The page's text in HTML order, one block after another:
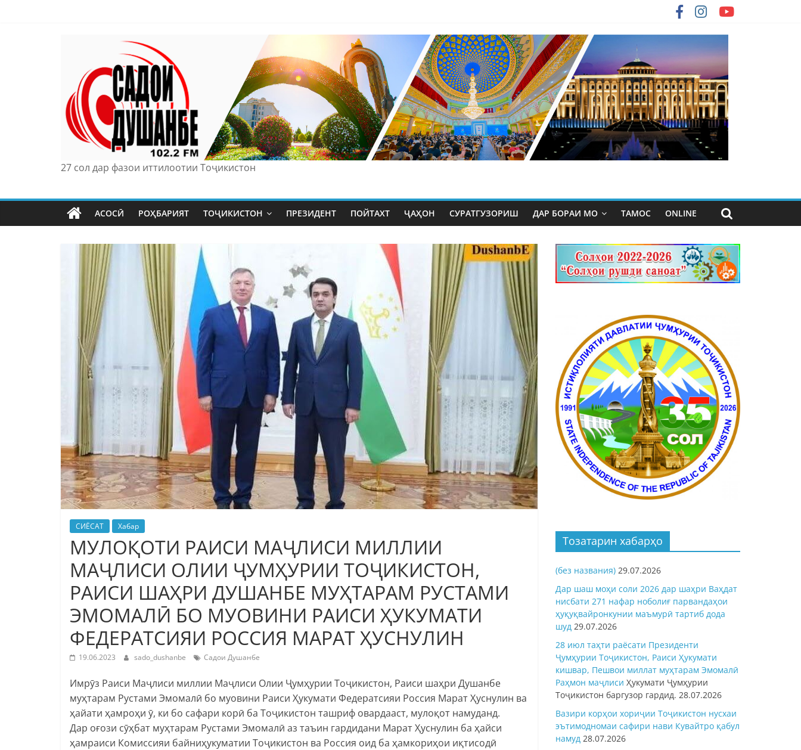
27 сол дар фазои иттилоотии Тоҷикистон
АСОСӢ РОҲБАРИЯТ ТОҶИКИСТОН ПРЕЗИДЕНТ ПОЙТАХТ ҶАҲОН СУРАТГУЗОРИШ ДАР БОРАИ МО ТАМОС ONLINE
СИЁСАТ Хабар
МУЛОҚОТИ РАИСИ МАҶЛИСИ МИЛЛИИ
МАҶЛИСИ ОЛИИ ҶУМҲУРИИ ТОҶИКИСТОН,
РАИСИ ШАҲРИ ДУШАНБЕ МУҲТАРАМ РУСТАМИ
ЭМОМАЛӢ БО МУОВИНИ РАИСИ ҲУКУМАТИ
ФЕДЕРАТСИЯИ РОССИЯ МАРАТ ҲУСНУЛИН
19.06.2023 sado_dushanbe Садои Душанбе
Имрӯз Раиси Маҷлиси миллии Маҷлиси Олии Ҷумҳурии Тоҷикистон, Раиси шаҳри Душанбе
муҳтарам Рустами Эмомалӣ бо муовини Раиси Ҳукумати Федератсияи Россия Марат Ҳуснулин ва
ҳайати ҳамроҳи ӯ, ки бо сафари корӣ ба Тоҷикистон ташриф овардааст, мулоқот намуданд.
Дар оғози сӯҳбат муҳтарам Рустами Эмомалӣ аз таъин гардидани Марат Ҳуснулин ба ҳайси
ҳамраиси Комиссияи байниҳукуматии Тоҷикистон ва Россия оид ба ҳамкориҳои иқтисодӣ
Тозатарин хабарҳо
(без названия) 29.07.2026
Дар шаш моҳи соли 2026 дар шаҳри Ваҳдат
нисбати 271 нафар ноболиғ парвандаҳои
ҳуқуқвайронкунии маъмурӣ тартиб дода
шуд 29.07.2026
28 июл таҳти раёсати Президенти
Ҷумҳурии Тоҷикистон, Раиси Ҳукумати
кишвар, Пешвои миллат муҳтарам Эмомалӣ
Раҳмон маҷлиси Ҳукумати Ҷумҳурии
Тоҷикистон баргузор гардид. 28.07.2026
Вазири корҳои хориҷии Тоҷикистон нусхаи
эътимодномаи сафири нави Кувайтро қабул
намуд 28.07.2026